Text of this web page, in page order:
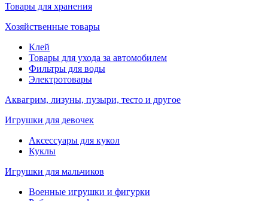
Товары для хранения
Хозяйственные товары
Клей
Товары для ухода за автомобилем
Фильтры для воды
Электротовары
Аквагрим, лизуны, пузыри, тесто и другое
Игрушки для девочек
Аксессуары для кукол
Куклы
Игрушки для мальчиков
Военные игрушки и фигурки